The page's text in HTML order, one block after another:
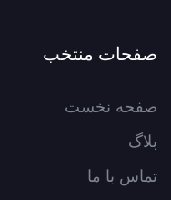
صفحات منتخب
صفحه نخست
بلاگ
تماس با ما